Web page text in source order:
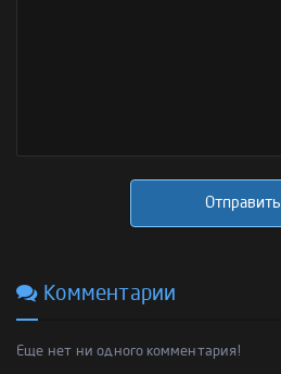
Отправить
Комментарии
Еще нет ни одного комментария!